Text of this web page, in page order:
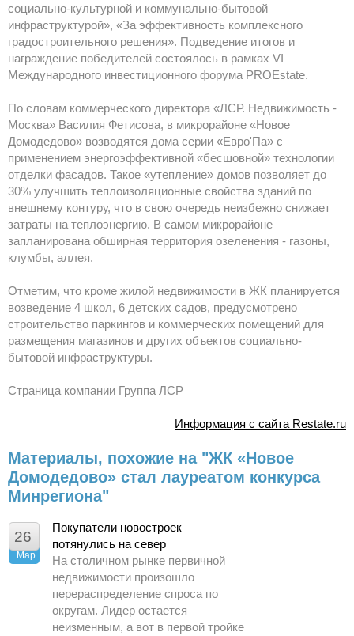
социально-культурной и коммунально-бытовой
инфраструктурой», «За эффективность комплексного
градостроительного решения». Подведение итогов и
награждение победителей состоялось в рамках VI
Международного инвестиционного форума PROEstate.
По словам коммерческого директора «ЛСР. Недвижимость -
Москва» Василия Фетисова, в микрорайоне «Новое
Домодедово» возводятся дома серии «Евро'Па» с
применением энергоэффективной «бесшовной» технологии
отделки фасадов. Такое «утепление» домов позволяет до
30% улучшить теплоизоляционные свойства зданий по
внешнему контуру, что в свою очередь неизбежно снижает
затраты на теплоэнергию. В самом микрорайоне
запланирована обширная территория озеленения - газоны,
клумбы, аллея.
Отметим, что кроме жилой недвижимости в ЖК планируется
возведение 4 школ, 6 детских садов, предусмотрено
строительство паркингов и коммерческих помещений для
размещения магазинов и других объектов социально-
бытовой инфраструктуры.
Страница компании Группа ЛСР
Информация с сайта Restate.ru
Материалы, похожие на "ЖК «Новое
Домодедово» стал лауреатом конкурса
Минрегиона"
26
Мар
Покупатели новостроек
потянулись на север
На столичном рынке первичной
недвижимости произошло
перераспределение спроса по
округам. Лидер остается
неизменным, а вот в первой тройке